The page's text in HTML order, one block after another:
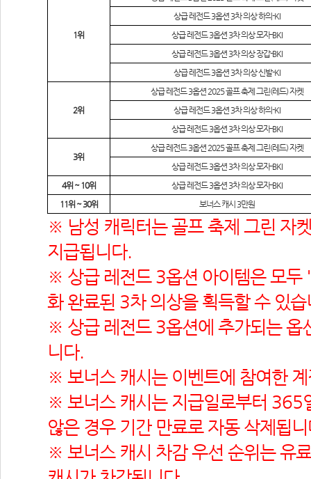
1위
상급 레전드 3옵션 3차 의상 하의-KI
상급 레전드 3옵션 3차 의상 모자-BKI
상급 레전드 3옵션 3차 의상 장갑-BKI
상급 레전드 3옵션 3차 의상 신발-KI
2위
상급 레전드 3옵션 2025 골프 축제 그린(레드) 자켓
상급 레전드 3옵션 3차 의상 하의-KI
상급 레전드 3옵션 3차 의상 모자-BKI
3위
상급 레전드 3옵션 2025 골프 축제 그린(레드) 자켓
상급 레전드 3옵션 3차 의상 모자-BKI
4위 ~ 10위 상급 레전드 3옵션 3차 의상 모자-BKI
11위 ~ 30위 보너스 캐시 3만원
※ 남성 캐릭터는 골프 축제 그린 자
지급됩니다.
※ 상급 레전드 3옵션 아이템은 모두
화 완료된 3차 의상을 획득할 수 있습
※ 상급 레전드 3옵션에 추가되는 옵
니다.
※ 보너스 캐시는 이벤트에 참여한
※ 보너스 캐시는 지급일로부터 365
않은 경우 기간 만료로 자동 삭제됩
※ 보너스 캐시 차감 우선 순위는 유